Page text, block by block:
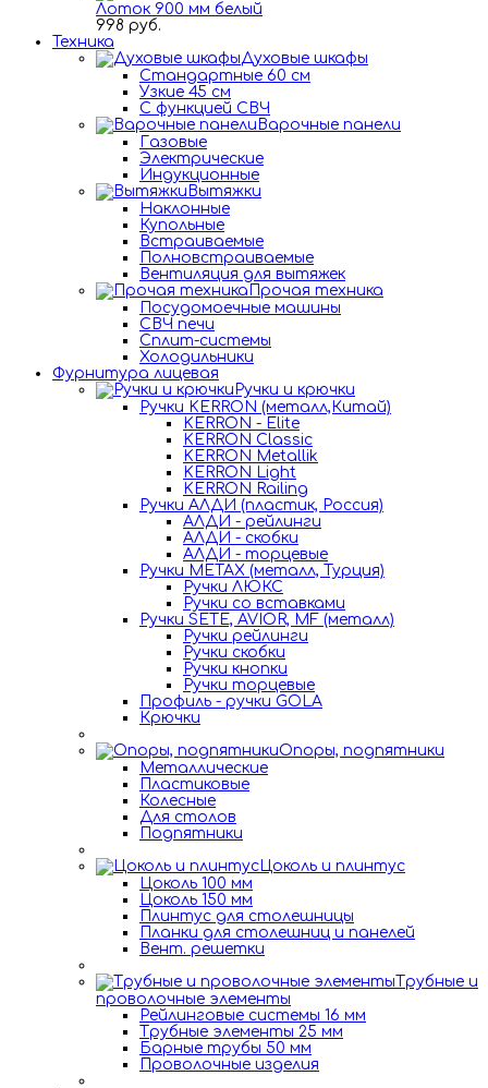
Лоток 900 мм белый
998 руб.
Техника
Духовые шкафы
Стандартные 60 см
Узкие 45 см
С функцией СВЧ
Варочные панели
Газовые
Электрические
Индукционные
Вытяжки
Наклонные
Купольные
Встраиваемые
Полновстраиваемые
Вентиляция для вытяжек
Прочая техника
Посудомоечные машины
СВЧ печи
Сплит-системы
Холодильники
Фурнитура лицевая
Ручки и крючки
Ручки KERRON (металл,Китай)
KERRON - Elite
KERRON Classic
KERRON Metallik
KERRON Light
KERRON Railing
Ручки АЛДИ (пластик, Россия)
АЛДИ - рейлинги
АЛДИ - скобки
АЛДИ - торцевые
Ручки METAX (металл, Турция)
Ручки ЛЮКС
Ручки со вставками
Ручки SETE, AVIOR, MF (металл)
Ручки рейлинги
Ручки скобки
Ручки кнопки
Ручки торцевые
Профиль - ручки GOLA
Крючки
Опоры, подпятники
Металлические
Пластиковые
Колесные
Для столов
Подпятники
Цоколь и плинтус
Цоколь 100 мм
Цоколь 150 мм
Плинтус для столешницы
Планки для столешниц и панелей
Вент. решетки
Трубные и
проволочные элементы
Рейлинговые системы 16 мм
Трубные элементы 25 мм
Барные трубы 50 мм
Проволочные изделия